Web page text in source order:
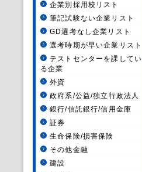
企業別採用校リスト
筆記試験ない企業リスト
GD選考なし企業リスト
選考時期が早い企業リスト
テストセンターを課してい
る企業
外資
政府系/公益/独立行政法人
銀行/信託銀行/信用金庫
証券
生命保険/損害保険
その他金融
建設